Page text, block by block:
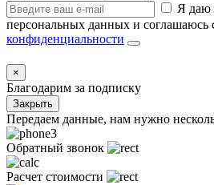
Я даю
персональных данных и соглашаюсь
конфиденциальности
×
Благодарим за подписку
Закрыть
Передаем данные, нам нужно
Обратный звонок
Расчет стоимости